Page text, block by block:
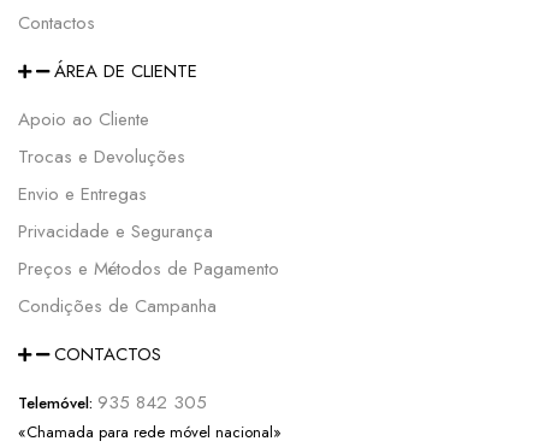
Contactos
ÁREA DE CLIENTE
Apoio ao Cliente
Trocas e Devoluções
Envio e Entregas
Privacidade e Segurança
Preços e Métodos de Pagamento
Condições de Campanha
CONTACTOS
Telemóvel: 935 842 305
«Chamada para rede móvel nacional»